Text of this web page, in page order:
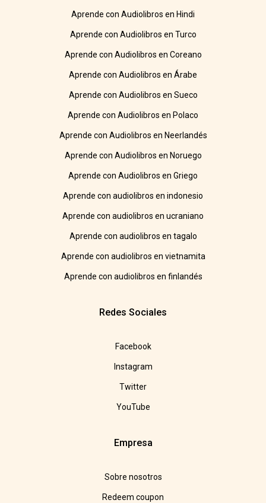
Aprende con Audiolibros en Hindi
Aprende con Audiolibros en Turco
Aprende con Audiolibros en Coreano
Aprende con Audiolibros en Árabe
Aprende con Audiolibros en Sueco
Aprende con Audiolibros en Polaco
Aprende con Audiolibros en Neerlandés
Aprende con Audiolibros en Noruego
Aprende con Audiolibros en Griego
Aprende con audiolibros en indonesio
Aprende con audiolibros en ucraniano
Aprende con audiolibros en tagalo
Aprende con audiolibros en vietnamita
Aprende con audiolibros en finlandés
Redes Sociales
Facebook
Instagram
Twitter
YouTube
Empresa
Sobre nosotros
Redeem coupon